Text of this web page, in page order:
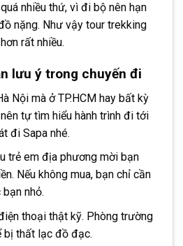
nhiều thứ, vì đi bộ nên hạn
nặng. Như vậy tour trekking
rất nhiều.
lưu ý trong chuyến đi
Nội mà ở TP.HCM hay bất kỳ
tự tìm hiểu hành trình đi tới
đi Sapa nhé.
trẻ em địa phương mời bạn
Nếu không mua, bạn chỉ cần
nhỏ.
thoại thật kỹ. Phòng trường
bị thất lạc đồ đạc.